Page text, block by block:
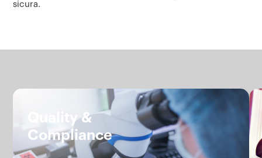
sicura.
Servizi.
Quality &
Compliance